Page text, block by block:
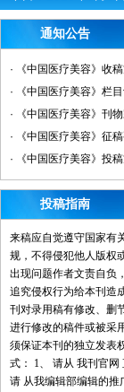
通知公告
· 《中国医疗美容》收
· 《中国医疗美容》栏
· 《中国医疗美容》刊
· 《中国医疗美容》征
· 《中国医疗美容》投
投稿指南
来稿应自觉遵守国家有
规，不得侵犯他人版权
出现问题作者文责自负
追究侵权行为给本刊造
刊对录用稿有修改、删
进行修改的稿件或被采
须保证本刊的独立发表
式： 1、 请从 我刊官网
请 从我编辑部编辑的推